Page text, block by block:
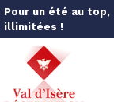
Pour un été au top,
illimitées !